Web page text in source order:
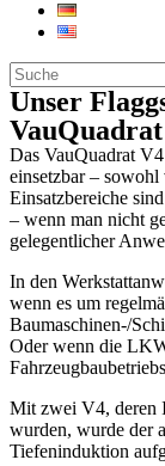
Unser
Das VauQuadrat
einsetzbar – sowohl
Einsatzbereiche
– wenn man nicht
gelegentlicher
In den
wenn es um
Baumaschinen-/
Oder wenn die
Mit zwei V4, deren
wurden, wurde der
Tiefeninduktion